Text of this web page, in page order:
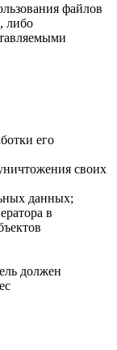
файлов
либо
его
своих
данных;
в
должен